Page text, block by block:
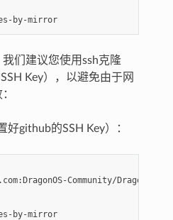
们建议您使用ssh克隆
Key），以避免由于网
好github的SSH Key）：